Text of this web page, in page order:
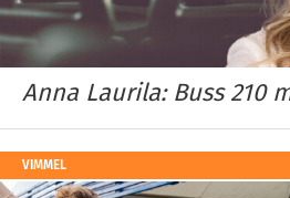
Anna Laurila: Buss 210
VIMMEL